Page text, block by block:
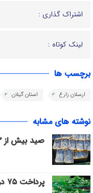
اشتراک گذاری :
لینک کوتاه :
برچسب ها
ارسلان زارع استان گیلان
نوشته های مشابه
صید بیش از ۵۸۳ تن کیلکا در سواحل گیلان
پرداخت ۷۵ درصد مطالبات چایکاران